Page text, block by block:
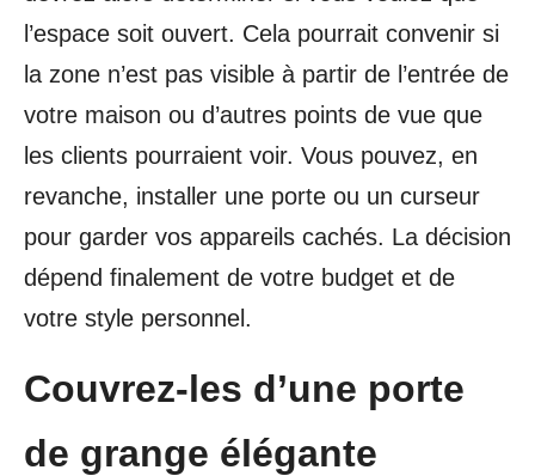
l’espace soit ouvert. Cela pourrait convenir si
la zone n’est pas visible à partir de l’entrée de
votre maison ou d’autres points de vue que
les clients pourraient voir. Vous pouvez, en
revanche, installer une porte ou un curseur
pour garder vos appareils cachés. La décision
dépend finalement de votre budget et de
votre style personnel.
Couvrez-les d’une porte
de grange élégante